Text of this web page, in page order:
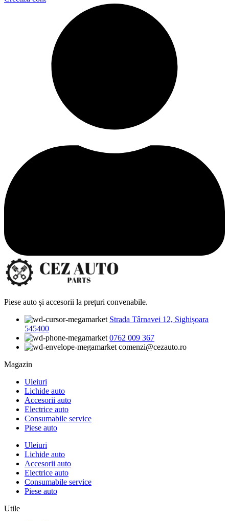
Piese auto și accesorii la prețuri convenabile.
Strada Târnavei 12, Sighișoara
545400
0762 009 367
comenzi@cezauto.ro
Magazin
Uleiuri
Lichide auto
Accesorii auto
Electrice auto
Consumabile service
Piese auto
Uleiuri
Lichide auto
Accesorii auto
Electrice auto
Consumabile service
Piese auto
Utile